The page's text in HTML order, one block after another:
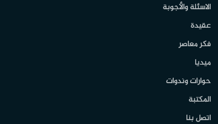
الاسئلة والأجوبة
عقيدة
فكر معاصر
ميديا
حوارات وندوات
المكتبة
اتصل بنا